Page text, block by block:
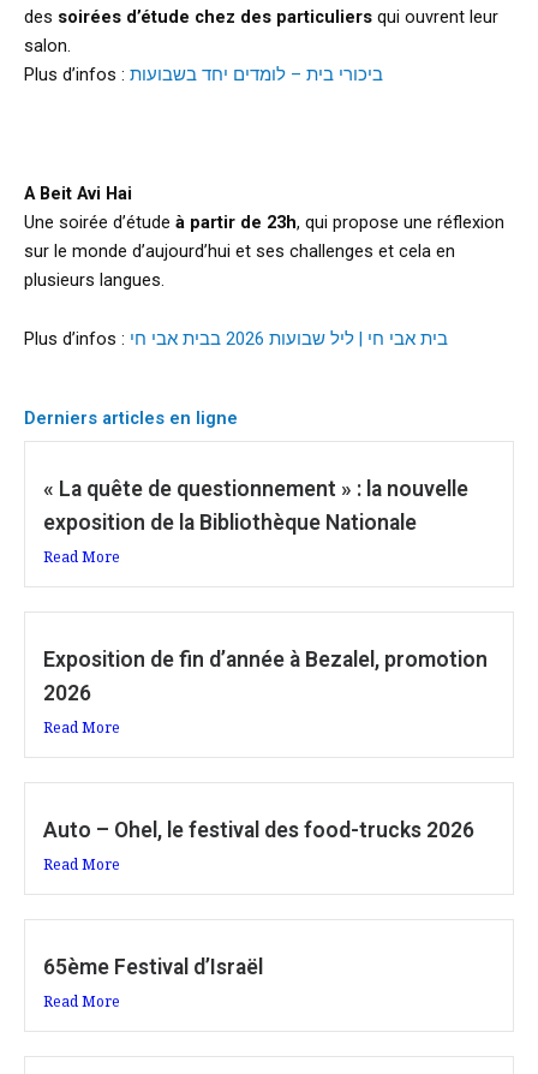
des soirées d’étude chez des particuliers qui ouvrent leur
salon.
Plus d’infos : ביכורי בית – לומדים יחד בשבועות
A Beit Avi Hai
Une soirée d’étude à partir de 23h, qui propose une réflexion
sur le monde d’aujourd’hui et ses challenges et cela en
plusieurs langues.
Plus d’infos : בית אבי חי | ליל שבועות 2026 בבית אבי חי
Derniers articles en ligne
« La quête de questionnement » : la nouvelle
exposition de la Bibliothèque Nationale
Read More
Exposition de fin d’année à Bezalel, promotion
2026
Read More
Auto – Ohel, le festival des food-trucks 2026
Read More
65ème Festival d’Israël
Read More